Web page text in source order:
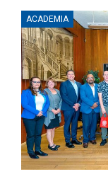
ACADEMIA